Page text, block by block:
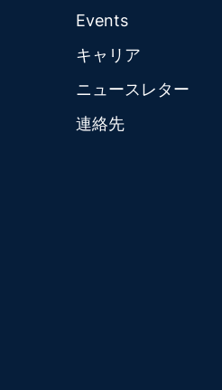
Events
キャリア
ニュースレター
連絡先